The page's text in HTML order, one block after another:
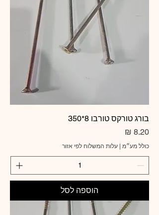
בורג טורקס טורבו 8*350
מחיר
כולל מע״מ עלות המשלוח לפי אזור
הוספה לסל